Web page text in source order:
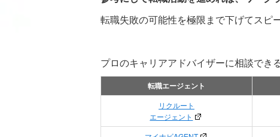
転職失敗の可能性を極限まで下げてスピ
プロのキャリアアドバイザーに相談でき
転職エージェント
リクルート
エージェント